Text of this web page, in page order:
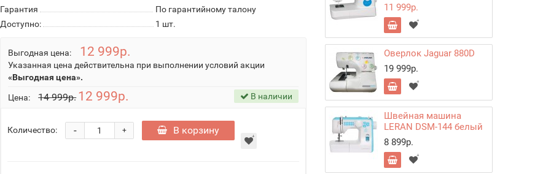
Гарантия
По гарантийному талону
Доступно:
1 шт.
Выгодная цена: 12 999р.
Указанная цена действительна при выполнении условий акции
«Выгодная цена».
Цена: 14 999р. 12 999р. В наличии
Количество: +
- В корзину
11 999р.
Оверлок Jaguar 880D
19 999р.
Швейная машина
LERAN DSM-144 белый
8 899р.